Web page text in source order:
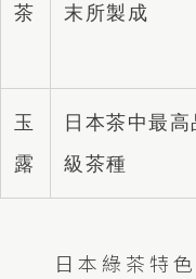
茶
末所製成
玉
露
日本茶中最高
級茶種
日本綠茶特